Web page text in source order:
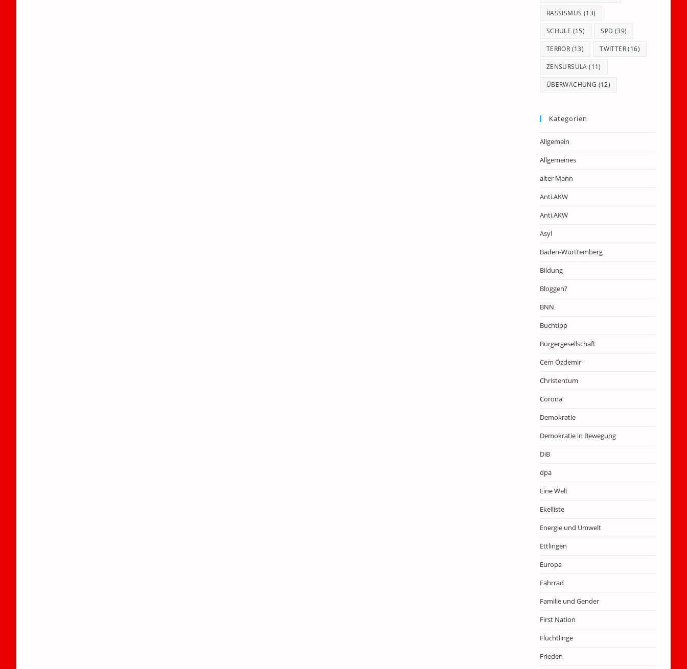
RASSISMUS (13)
SCHULE (15) SPD (39)
TERROR (13) TWITTER(16)
ZENSURSULA (11)
ÜBERWACHUNG (12)
Kategorien
Allgemein
Allgemeines
alter Mann
Anti.AKW
Anti.AKW
Asyl
Baden-Württemberg
Bildung
Bloggen?
BNN
Buchtipp
Bürgergesellschaft
Cem Özdemir
Christentum
Corona
Demokratie
Demokratie in Bewegung
DiB
dpa
Eine Welt
Ekelliste
Energie und Umwelt
Ettlingen
Europa
Fahrrad
Familie und Gender
First Nation
Flüchtlinge
Frieden